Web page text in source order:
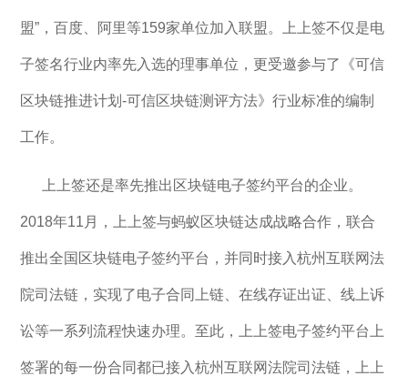
盟”，百度、阿里等159家单位加入联盟。上上签不仅是电
子签名行业内率先入选的理事单位，更受邀参与了《可信
区块链推进计划-可信区块链测评方法》行业标准的编制
工作。
上上签还是率先推出区块链电子签约平台的企业。
2018年11月，上上签与蚂蚁区块链达成战略合作，联合
推出全国区块链电子签约平台，并同时接入杭州互联网法
院司法链，实现了电子合同上链、在线存证出证、线上诉
讼等一系列流程快速办理。至此，上上签电子签约平台上
签署的每一份合同都已接入杭州互联网法院司法链，上上